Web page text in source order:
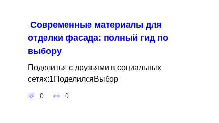
Современные материалы для
отделки фасада: полный гид по
выбору
Поделитья с друзьями в социальных
сетях:1ПоделилсяВыбор
0 0